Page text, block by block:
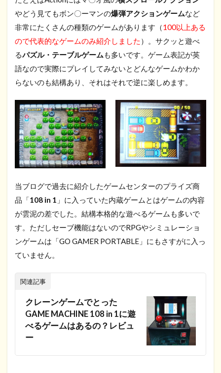
やどう見てもボン〇ーマンの爆弾アクションゲームなど
非常にたくさんの種類のゲームがあります（100以上ある
ので代表的なゲームのみ紹介しました ）。サクッと遊べ
るパズル・テーブルゲームも多いです。ゲーム表記が英
語なので実際にプレイしてみないとどんなゲームかわか
らないのも結構あり、それはそれで逆に楽しめます。
当ブログで過去に紹介したゲームセンターのプライズ商
品「108 in 1 」に入っていた内蔵ゲームとはゲームの内容
が雲泥の差でした。結構本格的な遊べるゲームも多いで
す。ただしセーブ機能はないのでRPGやシミュレーショ
ンゲームは「GO GAMER PORTABLE」にもさすがに入っ
ていません。
関連記事
クレーンゲームでとった
GAME MACHINE 108 in 1に遊
べるゲームはあるの？レビュ
ー